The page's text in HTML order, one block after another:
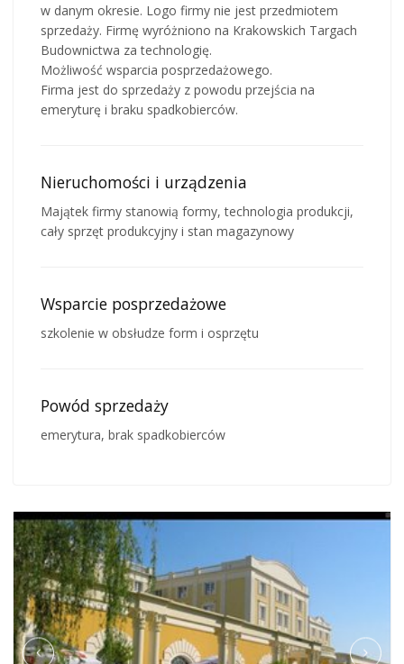
w danym okresie. Logo firmy nie jest przedmiotem
sprzedaży. Firmę wyróżniono na Krakowskich Targach
Budownictwa za technologię.
Możliwość wsparcia posprzedażowego.
Firma jest do sprzedaży z powodu przejścia na
emeryturę i braku spadkobierców.
Nieruchomości i urządzenia
Majątek firmy stanowią formy, technologia produkcji,
cały sprzęt produkcyjny i stan magazynowy
Wsparcie posprzedażowe
szkolenie w obsłudze form i osprzętu
Powód sprzedaży
emerytura, brak spadkobierców